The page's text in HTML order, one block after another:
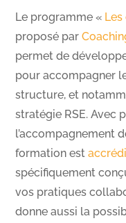
Le programme «
proposé par
permet de
pour accompagner
structure, et
stratégie RSE. Avec
l’accompagnement
formation est
spécifiquement
vos pratiques
donne aussi la